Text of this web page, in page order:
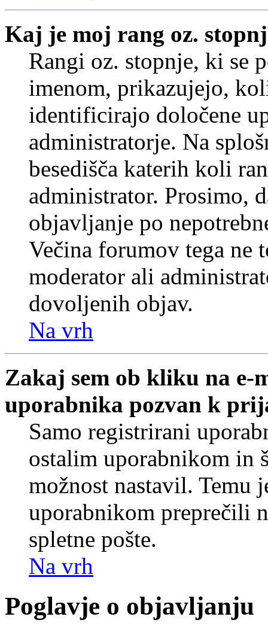
Kaj je moj rang oz.
Rangi oz. stopnje, ki se
imenom, prikazujejo,
identificirajo določene
administratorje. Na
besedišča katerih koli
administrator. Prosimo,
objavljanje po
Večina forumov tega ne
moderator ali
dovoljenih objav.
Na vrh
Zakaj sem ob kliku na e-
uporabnika pozvan k
Samo registrirani
ostalim uporabnikom in
možnost nastavil. Temu
uporabnikom preprečili
spletne pošte.
Na vrh
Poglavje o objavljanju